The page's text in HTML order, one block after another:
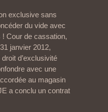
exclusive sans
du vide avec
! Cour de cassation,
janvier 2012,
d’exclusivité
avec une
au magasin
a conclu un contrat